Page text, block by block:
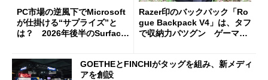
PC市場の逆風下でMicrosoft
が仕掛ける“サプライズ”と
は？ 2026年後半のSurface
Razer印のバックパック「Ro
gue Backpack V4」は、タフ
で収納力バツグン ゲーマー
GOETHEとFINCHIがタッグを組み、新メディ
アを創設